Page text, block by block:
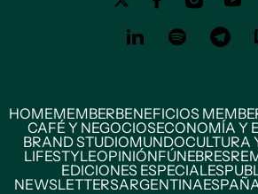
HOMEMEMBERBENEFICIOS
CAFÉ Y NEGOCIOSECONOMÍA Y
BRAND STUDIOMUNDOCULTURA
LIFESTYLEOPINIÓNFÚNEBRES
EDICIONES ESPECIALES
NEWSLETTERSARGENTINA